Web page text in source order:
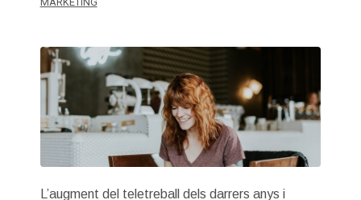
L’augment del teletreball dels darrers anys i